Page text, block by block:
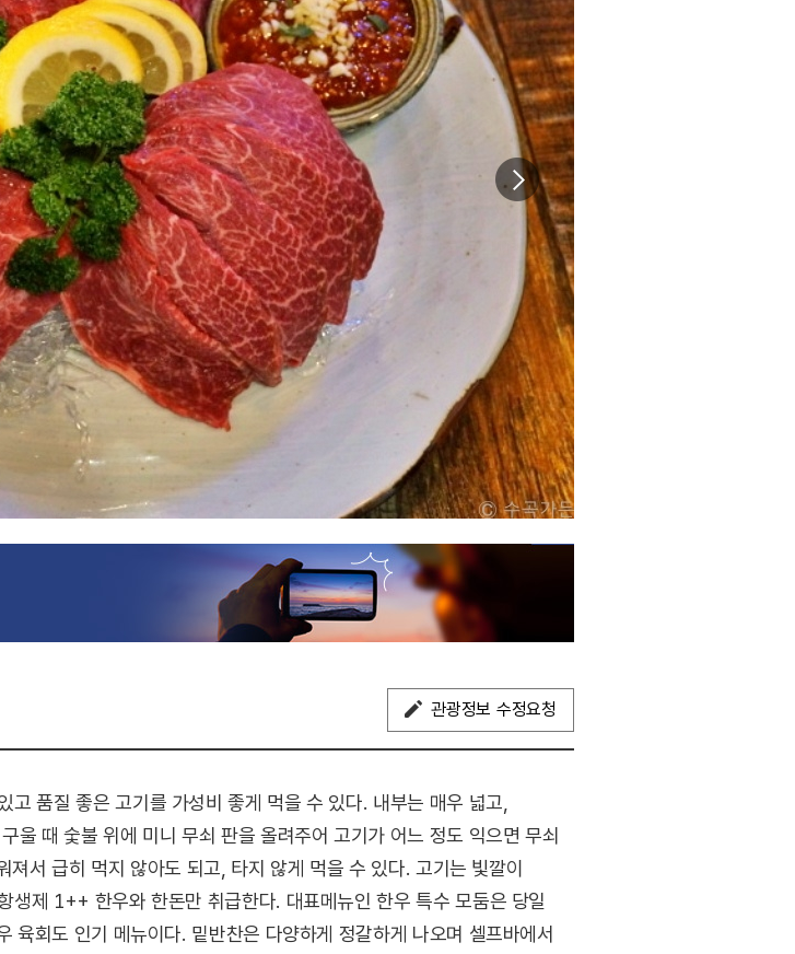
관광정보 수정요청
품질 좋은 고기를 가성비 좋게 먹을 수 있다. 내부는 매우 넓고,
울 때 숯불 위에 미니 무쇠 판을 올려주어 고기가 어느 정도 익으면 무쇠
서 급히 먹지 않아도 되고, 타지 않게 먹을 수 있다. 고기는 빛깔이
생제 1++ 한우와 한돈만 취급한다. 대표메뉴인 한우 특수 모둠은 당일
육회도 인기 메뉴이다. 밑반찬은 다양하게 정갈하게 나오며 셀프바에서